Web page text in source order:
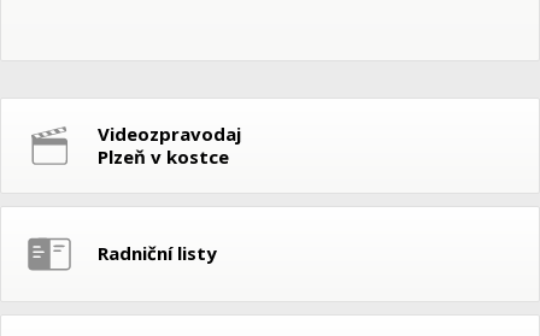
Videozpravodaj
Plzeň v kostce
Radniční listy